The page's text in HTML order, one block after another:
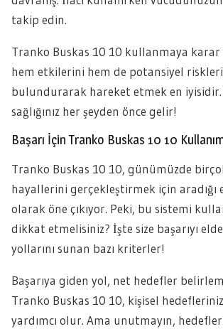
takip edin.
Tranko Buskas 10 10 kullanmaya karar
hem etkilerini hem de potansiyel
bulundurarak hareket etmek en iyisidir.
sağlığınız her şeyden önce gelir!
Başarı İçin Tranko Buskas 10 10
Tranko Buskas 10 10, günümüzde
hayallerini gerçekleştirmek için
olarak öne çıkıyor. Peki, bu sistemi
dikkat etmelisiniz? İşte size başarıyı
yollarını sunan bazı kriterler!
Başarıya giden yol, net hedefler
Tranko Buskas 10 10, kişisel
yardımcı olur. Ama unutmayın,